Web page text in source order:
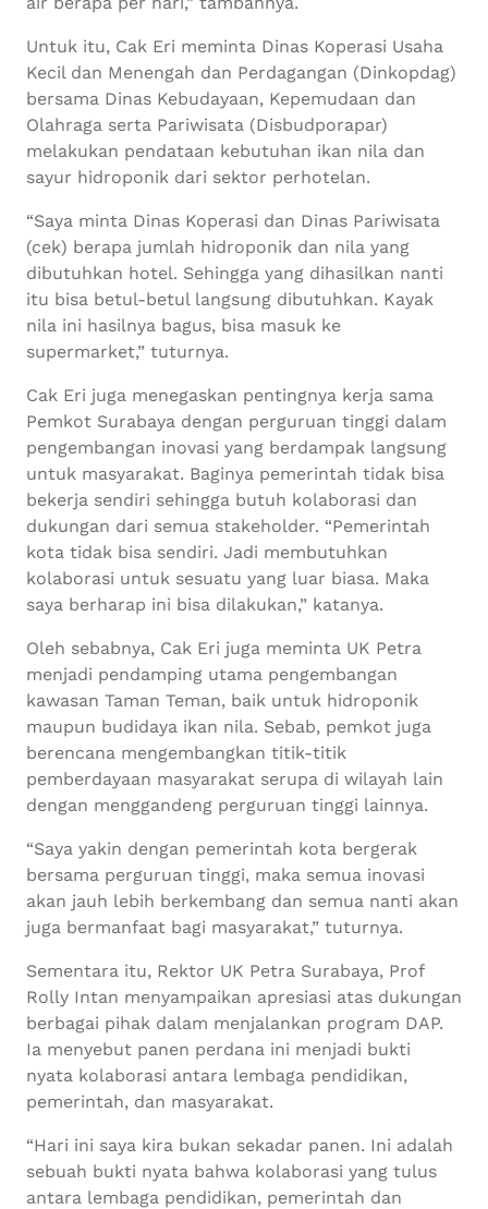
Untuk itu, Cak Eri meminta Dinas Koperasi Usaha
Kecil dan Menengah dan Perdagangan (Dinkopdag)
bersama Dinas Kebudayaan, Kepemudaan dan
Olahraga serta Pariwisata (Disbudporapar)
melakukan pendataan kebutuhan ikan nila dan
sayur hidroponik dari sektor perhotelan.
“Saya minta Dinas Koperasi dan Dinas Pariwisata
(cek) berapa jumlah hidroponik dan nila yang
dibutuhkan hotel. Sehingga yang dihasilkan nanti
itu bisa betul-betul langsung dibutuhkan. Kayak
nila ini hasilnya bagus, bisa masuk ke
supermarket,” tuturnya.
Cak Eri juga menegaskan pentingnya kerja sama
Pemkot Surabaya dengan perguruan tinggi dalam
pengembangan inovasi yang berdampak langsung
untuk masyarakat. Baginya pemerintah tidak bisa
bekerja sendiri sehingga butuh kolaborasi dan
dukungan dari semua stakeholder. “Pemerintah
kota tidak bisa sendiri. Jadi membutuhkan
kolaborasi untuk sesuatu yang luar biasa. Maka
saya berharap ini bisa dilakukan,” katanya.
Oleh sebabnya, Cak Eri juga meminta UK Petra
menjadi pendamping utama pengembangan
kawasan Taman Teman, baik untuk hidroponik
maupun budidaya ikan nila. Sebab, pemkot juga
berencana mengembangkan titik-titik
pemberdayaan masyarakat serupa di wilayah lain
dengan menggandeng perguruan tinggi lainnya.
“Saya yakin dengan pemerintah kota bergerak
bersama perguruan tinggi, maka semua inovasi
akan jauh lebih berkembang dan semua nanti akan
juga bermanfaat bagi masyarakat,” tuturnya.
Sementara itu, Rektor UK Petra Surabaya, Prof
Rolly Intan menyampaikan apresiasi atas dukungan
berbagai pihak dalam menjalankan program DAP.
Ia menyebut panen perdana ini menjadi bukti
nyata kolaborasi antara lembaga pendidikan,
pemerintah, dan masyarakat.
“Hari ini saya kira bukan sekadar panen. Ini adalah
sebuah bukti nyata bahwa kolaborasi yang tulus
antara lembaga pendidikan, pemerintah dan